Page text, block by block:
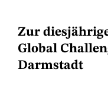
Zur
Global
Darmstadt